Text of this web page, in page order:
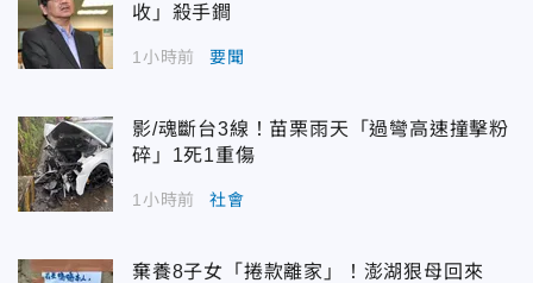
收」殺手鐧
1小時前 要聞
影/魂斷台3線！苗栗雨天「過彎高速撞擊粉
碎」1死1重傷
1小時前 社會
棄養8子女「捲款離家」！澎湖狠母回來